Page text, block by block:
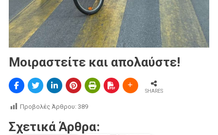
Μοιραστείτε και απολαύστε!
SHARES
Προβολές Άρθρου: 389
Σχετικά Άρθρα: